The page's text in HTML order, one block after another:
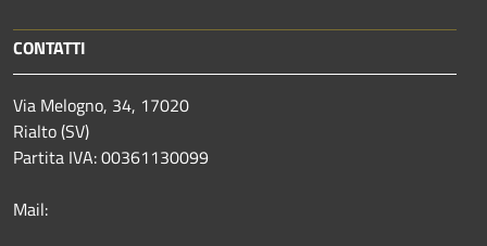
CONTATTI
Via Melogno, 34, 17020
Rialto (SV)
Partita IVA: 00361130099
Mail: